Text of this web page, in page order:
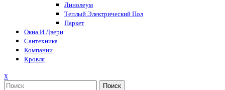
Линолеум
Теплый Электрический Пол
Паркет
Окна И Двери
Сантехника
Компании
Кровля
xЗакрыть
меню
Поиск